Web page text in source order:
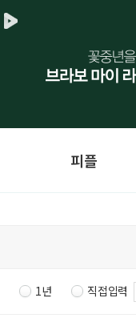
피플
1년 직접입력